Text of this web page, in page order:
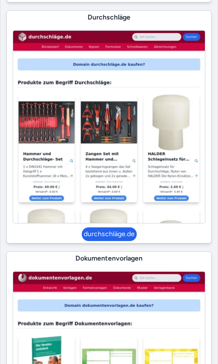
Durchschläge
durchschläge.de
Dokumentenvorlagen